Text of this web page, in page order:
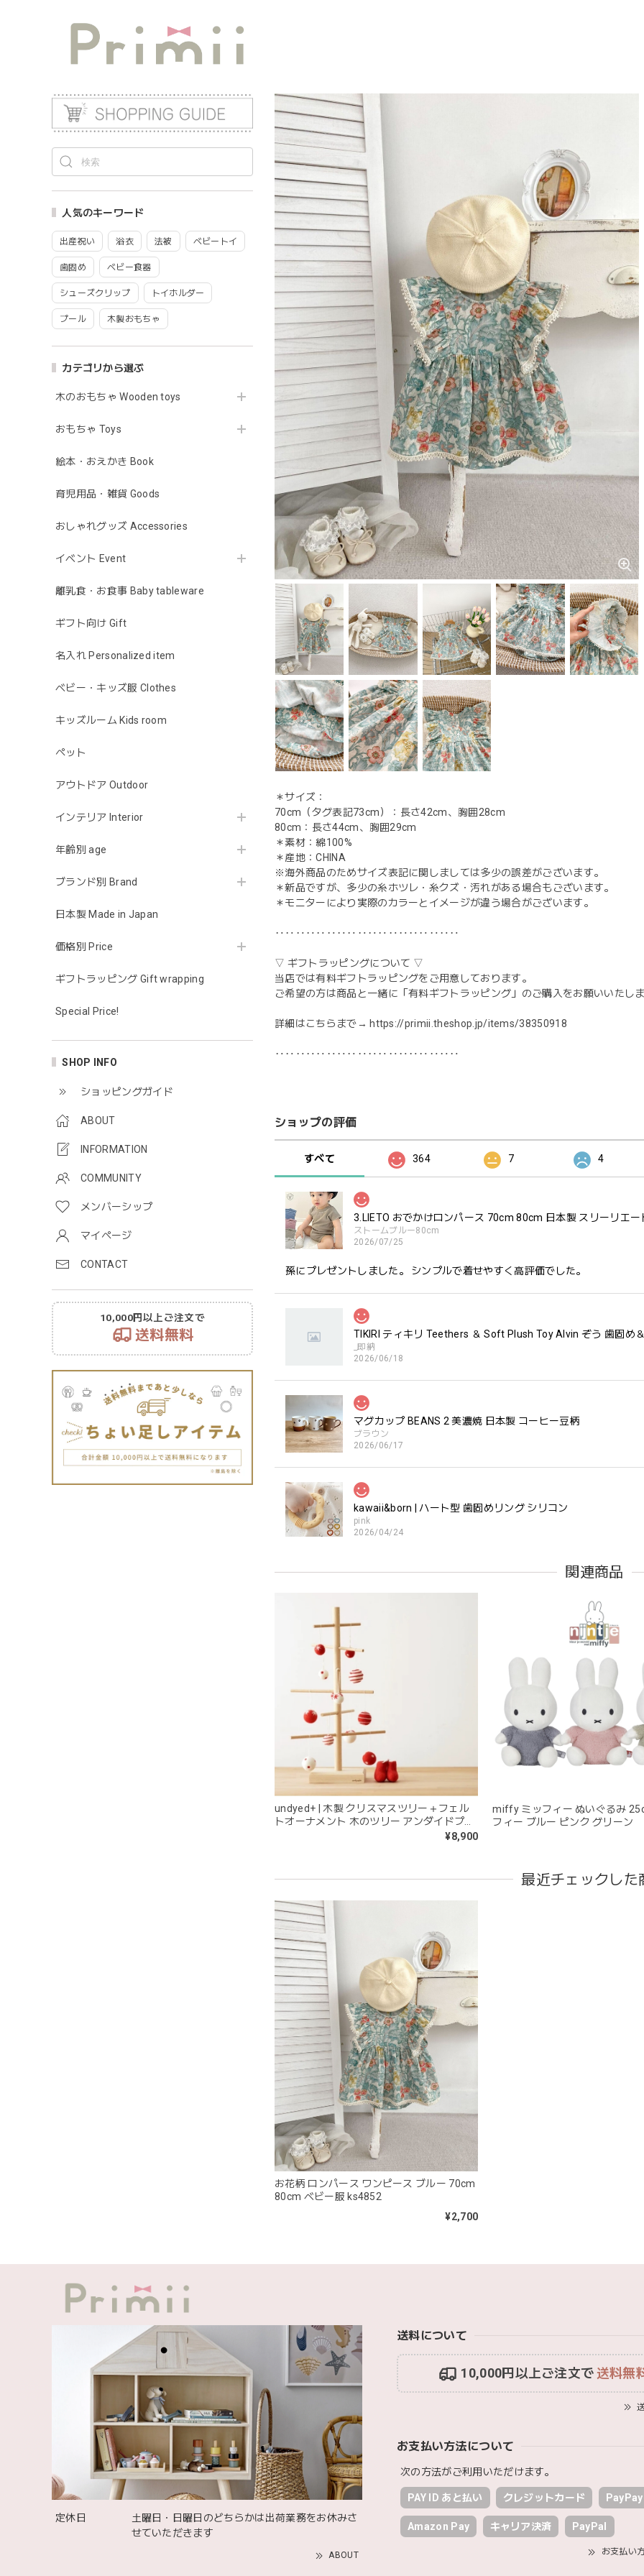
人気のキーワード
出産祝い 浴衣 法被 ベビートイ
歯固め ベビー食器
シューズクリップ トイホルダー
プール 木製おもちゃ
カテゴリから選ぶ
木のおもちゃ Wooden toys
おもちゃ Toys
絵本・おえかき Book
育児用品・雑貨 Goods
おしゃれグッズ Accessories
イベント Event
離乳食・お食事 Baby tableware
ギフト向け Gift
名入れ Personalized item
ベビー・キッズ服 Clothes
キッズルーム Kids room
ペット
アウトドア Outdoor
インテリア Interior
年齢別 age
ブランド別 Brand
日本製 Made in Japan
価格別 Price
ギフトラッピング Gift wrapping
Special Price!
SHOP INFO
ショッピングガイド
ABOUT
INFORMATION
COMMUNITY
メンバーシップ
マイページ
CONTACT
10,000円以上ご注文で
送料無料
＊サイズ：
70cm（タグ表記73cm）：長さ42cm、胸囲28cm
80cm：長さ44cm、胸囲29cm
＊素材：綿100%
＊産地：CHINA
※海外商品のためサイズ表記に関しましては多少の誤差がございます。
＊新品ですが、多少の糸ホツレ・糸クズ・汚れがある場合もございます。
＊モニターにより実際のカラーとイメージが違う場合がございます。
‥‥‥‥‥‥‥‥‥‥‥‥‥‥‥‥‥‥
▽ ギフトラッピングについて ▽
当店では有料ギフトラッピングをご用意しております。
ご希望の方は商品と一緒に「有料ギフトラッピング」のご購入をお願いいたしま
詳細はこちらまで→ https://primii.theshop.jp/items/38350918
‥‥‥‥‥‥‥‥‥‥‥‥‥‥‥‥‥‥
ショップの評価
すべて 364 7 4
3.LIETO おでかけロンパース 70cm 80cm 日本製 スリーリエー
ストームブルー80cm
2026/07/25
孫にプレゼントしました。 シンプルで着せやすく高評価でした。
TIKIRI ティキリ Teethers ＆ Soft Plush Toy Alvin ぞう 歯固め
_即納
2026/06/18
マグカップ BEANS 2 美濃焼 日本製 コーヒー豆柄
ブラウン
2026/06/17
kawaii&born | ハート型 歯固めリング シリコン
pink
2026/04/24
います。見た目が可愛いので遊んでいる姿もとても可愛いです。また、シリ
潔に保てるのも嬉しいです。
kawaii&born | くまちゃん 歯固めリング シリコン 木
moca
2026/04/24
耳の部分が咥えやすいようでよく遊んでいます。木の部分はじゃぶじゃぶ
目が可愛くて満足です。
blanco ブランコ | tsubu bib つぶビブ ベビースタイ 布製
gray
2026/03/26
グレーを購入しました！手持ちのビブより少し小さい作りでしたがかわいい
blanco | blanket clip ブランケットクリップ Lサイズ 21cmｘ
きょうりゅう/K60-141
2026/01/28
この度は迅速丁寧な対応をありがとうございました(^^) 梱包も素敵で嬉しいで
mocmof モクモフ | バースデーケーキ ブロック 布製おもちゃ
ST ストロベリー
2026/01/19
発送も早くてありがたかったです！
blanco ブランコ | ベビーブランケット swaddle blanket スワ
MON AMI | プル グレーグース Sサイズ ガチョウ あひる ぬい
2026/01/17
可愛いファーストトイが届きました！ ありがとうございました！
Happy Bag - 福袋 - Mサイズ
2026/01/14
お砂場セットや木のおもちゃ、ニット帽にTシャツにサングラス…お絵描き
いやすいベーシックな色味のものたちで、すぐに使い始めました。今年もま
関連商品
undyed+ | 木製 クリスマスツリー＋フェル
トオーナメント 木のツリー アンダイドプラ
¥8,900
miffy ミッフィー ぬいぐるみ
フィー ブルー ピンク グリーン
最近チェックした
お花柄 ロンパース ワンピース ブルー 70cm
80cm ベビー服 ks4852
¥2,700
定休日
土曜日・日曜日のどちらかは出荷業務をお休みさ
せていただきます
ABOUT
送料について
10,000円以上ご注文で 送料無
お支払い方法について
次の方法がご利用いただけます。
PAY ID あと払い クレジットカード PayPay
Amazon Pay キャリア決済 PayPal
お支払い